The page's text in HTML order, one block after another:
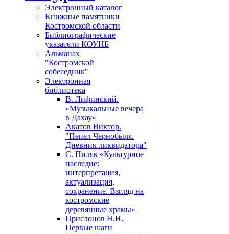
Электронный каталог
Книжные памятники
Костромской области
Библиографические
указатели КОУНБ
Альманах
"Костромской
собеседник"
Электронная
библиотека
В. Лифинский.
«Музыкальные вечера
в Дахау»
Акатов Виктор.
"Пепел Чернобыля.
Дневник ликвидатора"
С. Пиляк «Культурное
наследие:
интерпретация,
актуализация,
сохранение. Взгляд на
костромские
деревянные храмы»
Прислонов Н.Н.
Первые шаги